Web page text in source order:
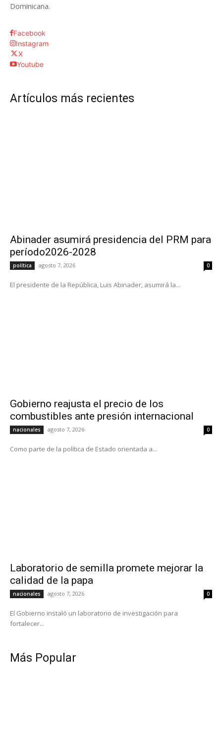
Dominicana.
Facebook
Instagram
X
Youtube
Artículos más recientes
Abinader asumirá presidencia del PRM para
período2026-2028
política agosto 7, 2026 0
El presidente de la República, Luis Abinader, asumirá la...
Gobierno reajusta el precio de los
combustibles ante presión internacional
nacionales agosto 7, 2026 0
Como parte de la política de Estado orientada a...
Laboratorio de semilla promete mejorar la
calidad de la papa
nacionales agosto 7, 2026 0
El Gobierno instaló un laboratorio de investigación para
fortalecer...
Más Popular